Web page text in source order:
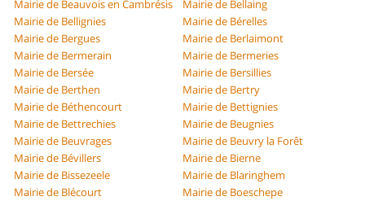
Mairie de Beauvois en Cambrésis
Mairie de Bellaing
Mairie de Bellignies
Mairie de Bérelles
Mairie de Bergues
Mairie de Berlaimont
Mairie de Bermerain
Mairie de Bermeries
Mairie de Bersée
Mairie de Bersillies
Mairie de Berthen
Mairie de Bertry
Mairie de Béthencourt
Mairie de Bettignies
Mairie de Bettrechies
Mairie de Beugnies
Mairie de Beuvrages
Mairie de Beuvry la Forêt
Mairie de Bévillers
Mairie de Bierne
Mairie de Bissezeele
Mairie de Blaringhem
Mairie de Blécourt
Mairie de Boeschepe